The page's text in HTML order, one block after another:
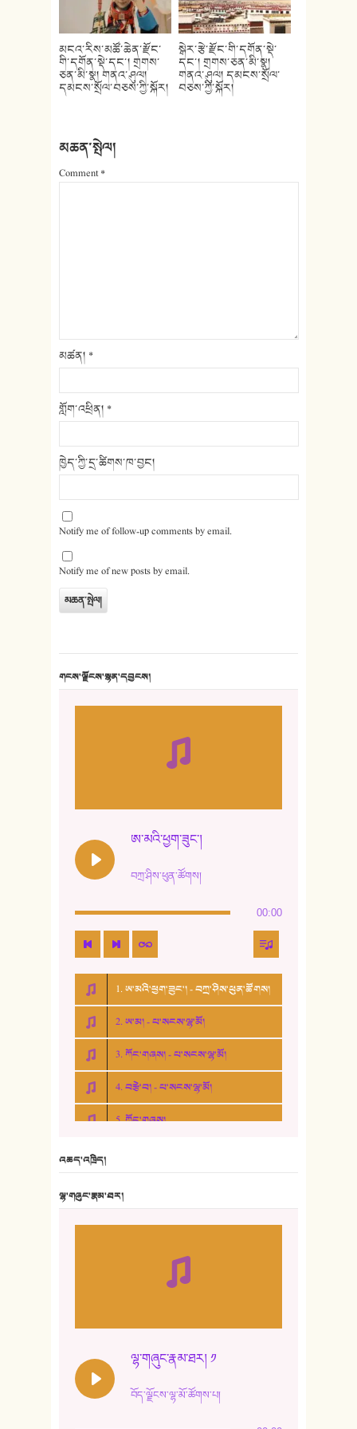
མངའ་རིས་མཚོ་ཆེན་རྫོང་
གི་དགོན་སྡེ་དང་། གྲགས་
ཅན་མི་སྣ། གནའ་ཤུལ།
དམངས་སྲོལ་བཅས་ཀྱི་སྐོར།
སྒེར་རྩེ་རྫོང་གི་དགོན་སྡེ་
དང་། གྲགས་ཅན་མི་སྣ།
གནའ་ཤུལ། དམངས་སྲོལ་
བཅས་ཀྱི་སྐོར།
མཆན་སྤེལ།
Comment*
མཚན། *
གློག་འཕྲིན། *
ཁྱེད་ཀྱི་དྲ་ཚིགས་ཁ་བྱང།
Notify me of follow-up comments by email.
Notify me of new posts by email.
གངས་ལྗོངས་སྙན་དབྱངས།
ཨ་མའི་ཕྱག་ཟུང་།
བཀྲ་ཤིས་ཕུན་ཚོགས།
00:00
1. ཨ་མའི་ཕྱག་ཟུང་། - བཀྲ་ཤིས་ཕུན་ཚོགས།
2. ཨ་མ། - པ་སངས་ལྷ་མོ།
3. ཀོང་གཞས། - པ་སངས་ལྷ་མོ།
4. བརྩེ་བ། - པ་སངས་ལྷ་མོ།
5. ཀོང་གཞས།
10. ཆང་གཞས། ༣
འཆད་འཁྲིད།
ལྷ་གཞུང་རྣམ་ཐར།
ལྷ་གཞུང་རྣམ་ཐར། ༡
བོད་ལྗོངས་ལྷ་མོ་ཚོགས་པ།